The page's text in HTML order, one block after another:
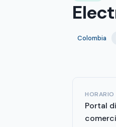
Colombia
HORARIO
Portal